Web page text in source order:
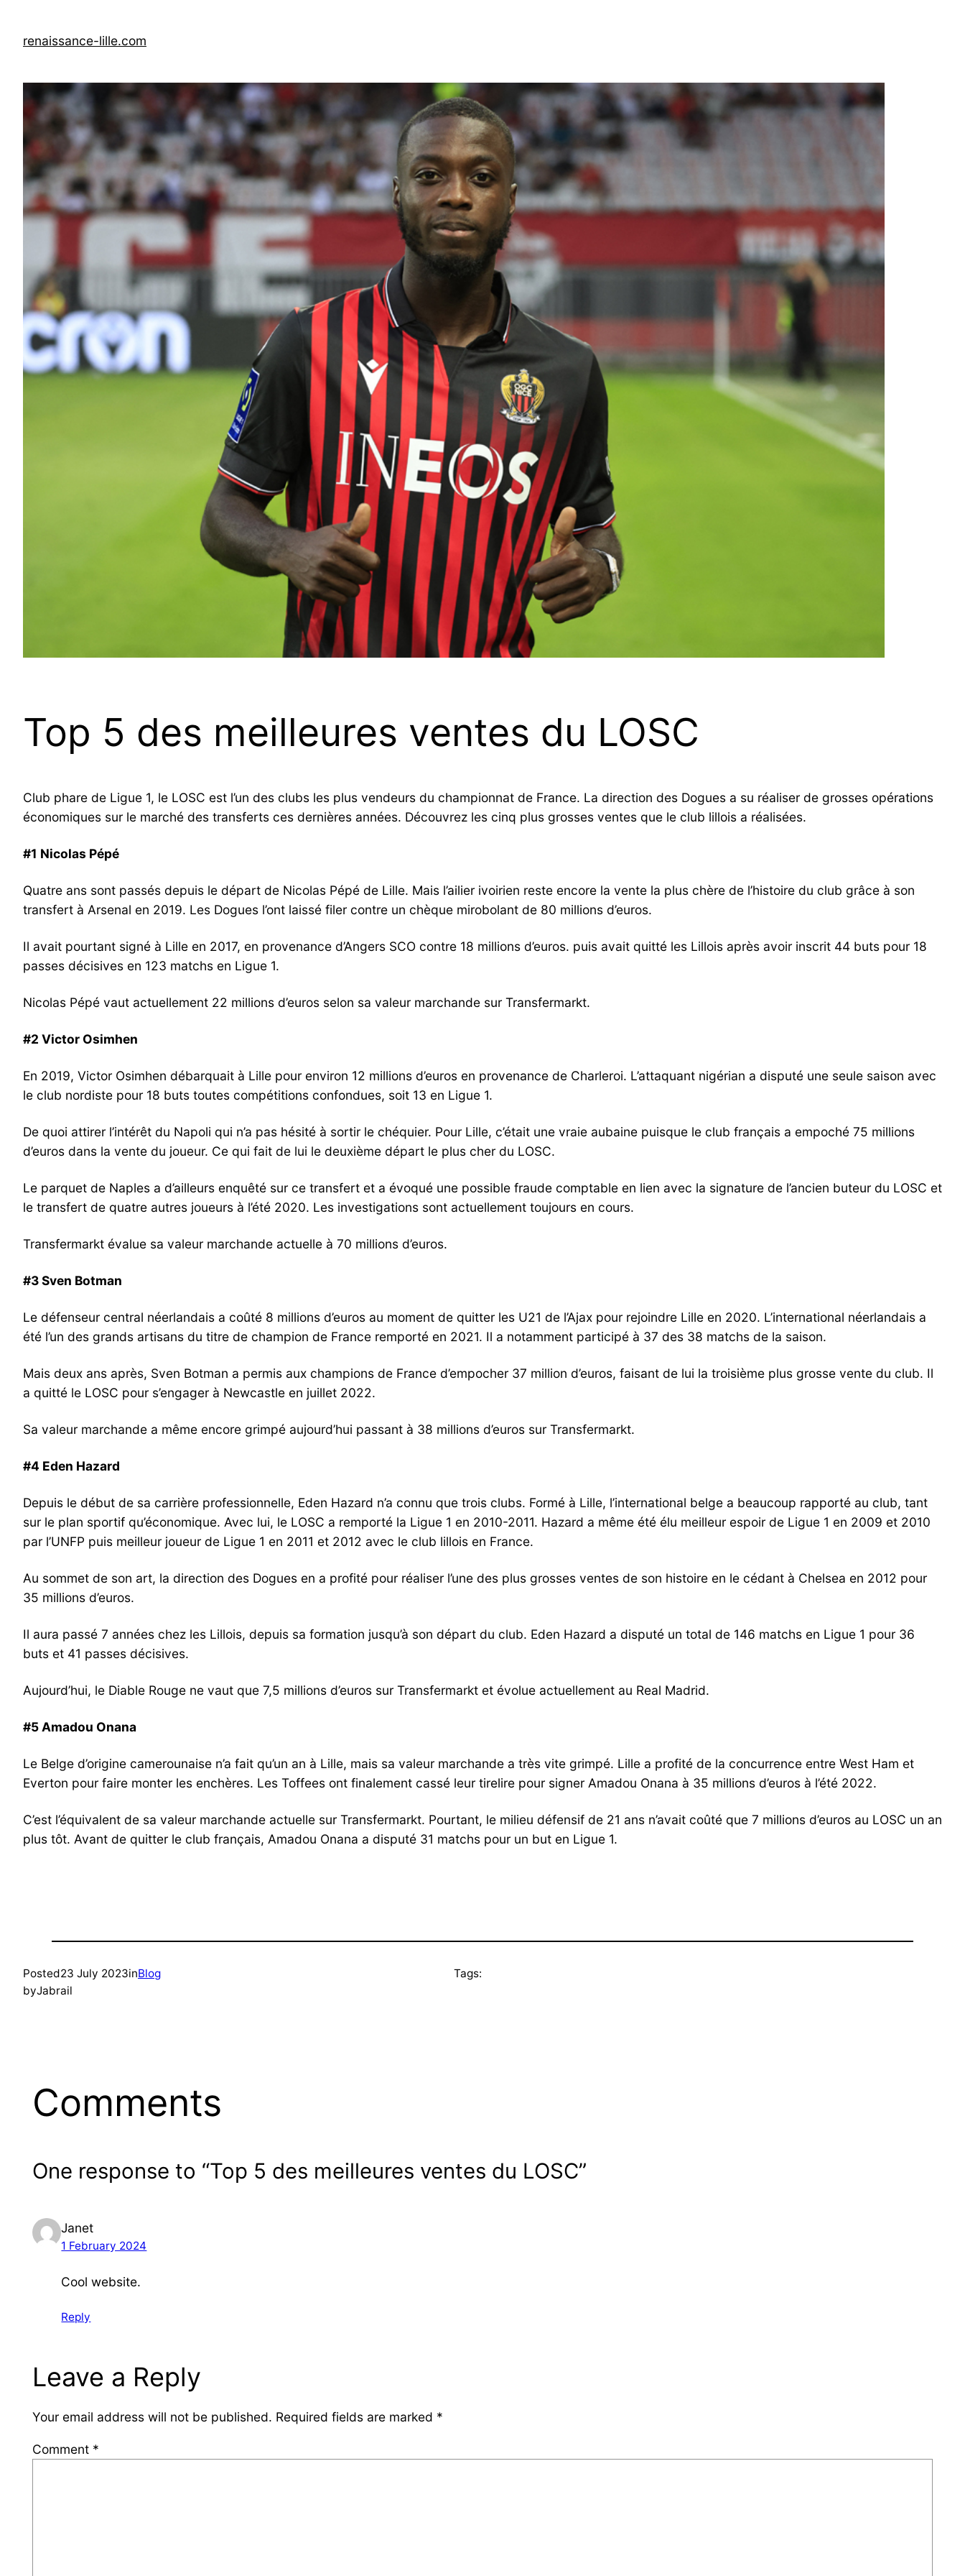
contentrenaissance-lille.com
Top 5 des meilleures ventes du LOSC
Club phare de Ligue 1, le LOSC est l’un des clubs les plus vendeurs du championnat de France. La direction des Dogues a su réaliser de grosses opérations
économiques sur le marché des transferts ces dernières années. Découvrez les cinq plus grosses ventes que le club lillois a réalisées.
#1 Nicolas Pépé
Quatre ans sont passés depuis le départ de Nicolas Pépé de Lille. Mais l’ailier ivoirien reste encore la vente la plus chère de l’histoire du club grâce à son
transfert à Arsenal en 2019. Les Dogues l’ont laissé filer contre un chèque mirobolant de 80 millions d’euros.
Il avait pourtant signé à Lille en 2017, en provenance d’Angers SCO contre 18 millions d’euros. puis avait quitté les Lillois après avoir inscrit 44 buts pour 18
passes décisives en 123 matchs en Ligue 1.
Nicolas Pépé vaut actuellement 22 millions d’euros selon sa valeur marchande sur Transfermarkt.
#2 Victor Osimhen
En 2019, Victor Osimhen débarquait à Lille pour environ 12 millions d’euros en provenance de Charleroi. L’attaquant nigérian a disputé une seule saison avec
le club nordiste pour 18 buts toutes compétitions confondues, soit 13 en Ligue 1.
De quoi attirer l’intérêt du Napoli qui n’a pas hésité à sortir le chéquier. Pour Lille, c’était une vraie aubaine puisque le club français a empoché 75 millions
d’euros dans la vente du joueur. Ce qui fait de lui le deuxième départ le plus cher du LOSC.
Le parquet de Naples a d’ailleurs enquêté sur ce transfert et a évoqué une possible fraude comptable en lien avec la signature de l’ancien buteur du LOSC et
le transfert de quatre autres joueurs à l’été 2020. Les investigations sont actuellement toujours en cours.
Transfermarkt évalue sa valeur marchande actuelle à 70 millions d’euros.
#3 Sven Botman
Le défenseur central néerlandais a coûté 8 millions d’euros au moment de quitter les U21 de l’Ajax pour rejoindre Lille en 2020. L’international néerlandais a
été l’un des grands artisans du titre de champion de France remporté en 2021. Il a notamment participé à 37 des 38 matchs de la saison.
Mais deux ans après, Sven Botman a permis aux champions de France d’empocher 37 million d’euros, faisant de lui la troisième plus grosse vente du club. Il
a quitté le LOSC pour s’engager à Newcastle en juillet 2022.
Sa valeur marchande a même encore grimpé aujourd’hui passant à 38 millions d’euros sur Transfermarkt.
#4 Eden Hazard
Depuis le début de sa carrière professionnelle, Eden Hazard n’a connu que trois clubs. Formé à Lille, l’international belge a beaucoup rapporté au club, tant
sur le plan sportif qu’économique. Avec lui, le LOSC a remporté la Ligue 1 en 2010-2011. Hazard a même été élu meilleur espoir de Ligue 1 en 2009 et 2010
par l’UNFP puis meilleur joueur de Ligue 1 en 2011 et 2012 avec le club lillois en France.
Au sommet de son art, la direction des Dogues en a profité pour réaliser l’une des plus grosses ventes de son histoire en le cédant à Chelsea en 2012 pour
35 millions d’euros.
Il aura passé 7 années chez les Lillois, depuis sa formation jusqu’à son départ du club. Eden Hazard a disputé un total de 146 matchs en Ligue 1 pour 36
buts et 41 passes décisives.
Aujourd’hui, le Diable Rouge ne vaut que 7,5 millions d’euros sur Transfermarkt et évolue actuellement au Real Madrid.
#5 Amadou Onana
Le Belge d’origine camerounaise n’a fait qu’un an à Lille, mais sa valeur marchande a très vite grimpé. Lille a profité de la concurrence entre West Ham et
Everton pour faire monter les enchères. Les Toffees ont finalement cassé leur tirelire pour signer Amadou Onana à 35 millions d’euros à l’été 2022.
C’est l’équivalent de sa valeur marchande actuelle sur Transfermarkt. Pourtant, le milieu défensif de 21 ans n’avait coûté que 7 millions d’euros au LOSC un an
plus tôt. Avant de quitter le club français, Amadou Onana a disputé 31 matchs pour un but en Ligue 1.
Posted23 July 2023inBlog
byJabrail
Tags:
Comments
One response to “Top 5 des meilleures ventes du LOSC”
Janet
1 February 2024
Cool website.
Reply
Leave a Reply
Your email address will not be published. Required fields are marked *
Comment *